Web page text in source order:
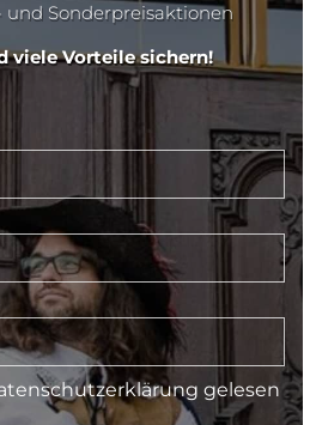
und Sonderpreisaktionen
viele Vorteile sichern!
gelesen